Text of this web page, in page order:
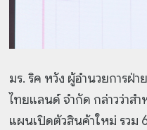
มร. ริค หวัง ผู้อำนวยการ
ไทยแลนด์ จำกัด กล่าวว่า
แผนเปิดตัวสินค้าใหม่ รวม